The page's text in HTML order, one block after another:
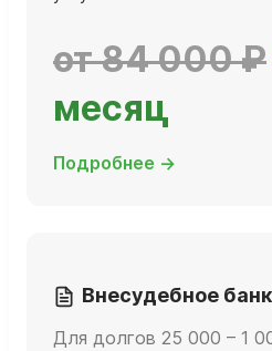
от 84 000 ₽
месяц
Подробнее →
Внесудебное
Для долгов 25 000 – 1